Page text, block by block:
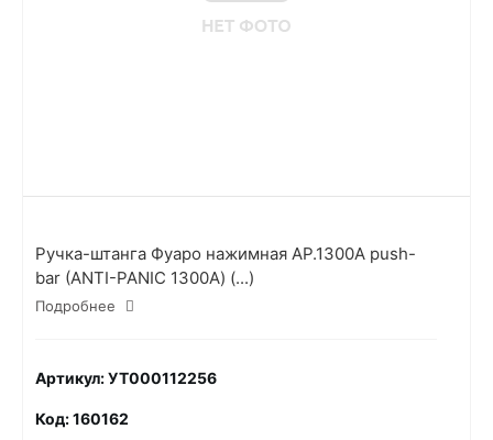
Ручка-штанга Фуаро нажимная AP.1300A push-
bar (ANTI-PANIC 1300А) (...)
Подробнее
Артикул: УТ000112256
Код: 160162